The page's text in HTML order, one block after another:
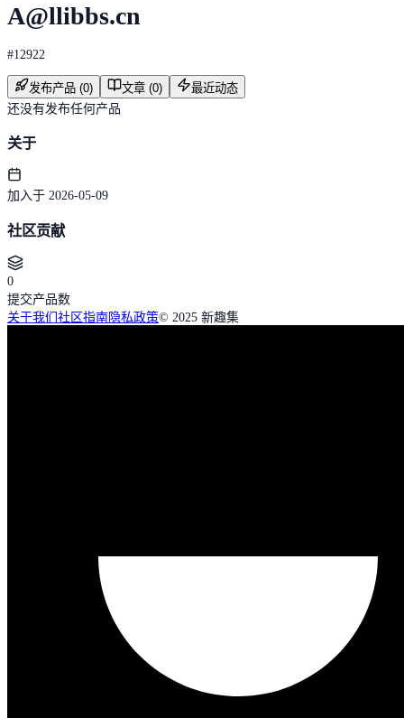
A@llibbs.cn
#12922
发布产品 (0) 文章 (0)
最近动态
还没有发布任何产品
关于
加入于 2026-05-09
社区贡献
0
提交产品数
关于我们 社区指南隐私政策© 2025 新趣集